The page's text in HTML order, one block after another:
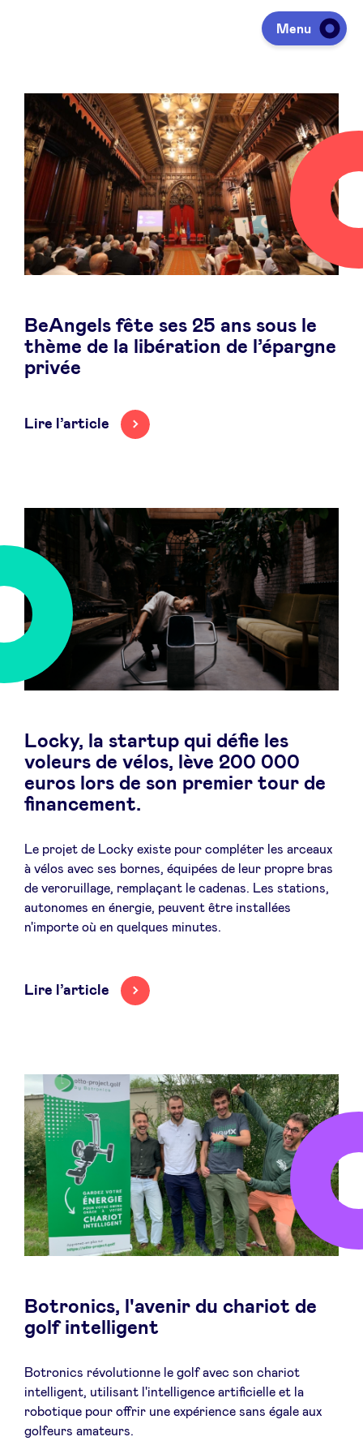
Menu
Investir
Lever des fonds
Portfolio
Agenda
À propos
BeAngels Academy
BeAngels Luxembourg
NXT Brussels - Groupe d'investissement
Pooling Services
Sponsors
Privacy Policy
BeAngels x PMV
My Portofolio
Health Expert Circle
nl
LinkedIn
BeAngels fête ses 25 ans sous le
thème de la libération de l’épargne
privée
Lire l’article
Locky, la startup qui défie les
voleurs de vélos, lève 200 000
euros lors de son premier tour de
financement.
Le projet de Locky existe pour compléter les arceaux
à vélos avec ses bornes, équipées de leur propre bras
de veroruillage, remplaçant le cadenas. Les stations,
autonomes en énergie, peuvent être installées
n'importe où en quelques minutes.
Lire l’article
Botronics, l'avenir du chariot de
golf intelligent
Botronics révolutionne le golf avec son chariot
intelligent, utilisant l'intelligence artificielle et la
robotique pour offrir une expérience sans égale aux
golfeurs amateurs.